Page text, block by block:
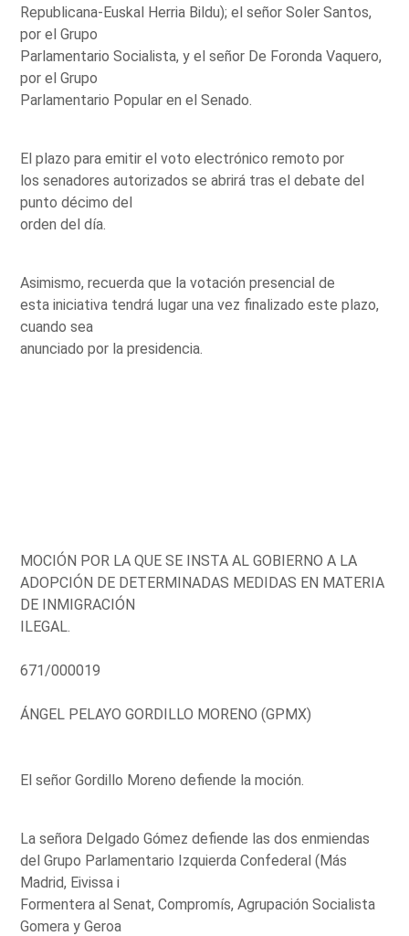
Republicana-Euskal Herria Bildu); el señor Soler Santos,
por el Grupo
Parlamentario Socialista, y el señor De Foronda Vaquero,
por el Grupo
Parlamentario Popular en el Senado.
El plazo para emitir el voto electrónico remoto por
los senadores autorizados se abrirá tras el debate del
punto décimo del
orden del día.
Asimismo, recuerda que la votación presencial de
esta iniciativa tendrá lugar una vez finalizado este plazo,
cuando sea
anunciado por la presidencia.
MOCIÓN POR LA QUE SE INSTA AL GOBIERNO A LA
ADOPCIÓN DE DETERMINADAS MEDIDAS EN MATERIA
DE INMIGRACIÓN
ILEGAL.
671/000019
ÁNGEL PELAYO GORDILLO MORENO (GPMX)
El señor Gordillo Moreno defiende la moción.
La señora Delgado Gómez defiende las dos enmiendas
del Grupo Parlamentario Izquierda Confederal (Más
Madrid, Eivissa i
Formentera al Senat, Compromís, Agrupación Socialista
Gomera y Geroa